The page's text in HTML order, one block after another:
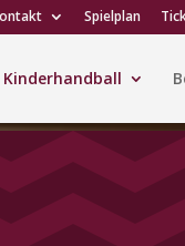
Spielplan
Kinderhandball